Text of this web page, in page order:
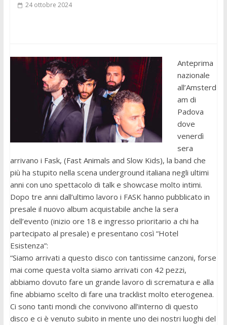
24 ottobre 2024
Anteprima
nazionale
all’Amsterd
am di
Padova
dove
venerdì
sera
arrivano i Fask, (Fast Animals and Slow Kids), la band che
più ha stupito nella scena underground italiana negli ultimi
anni con uno spettacolo di talk e showcase molto intimi.
Dopo tre anni dall’ultimo lavoro i FASK hanno pubblicato in
presale il nuovo album acquistabile anche la sera
dell’evento (inizio ore 18 e ingresso prioritario a chi ha
partecipato al presale) e presentano così “Hotel
Esistenza”:
“Siamo arrivati a questo disco con tantissime canzoni, forse
mai come questa volta siamo arrivati con 42 pezzi,
abbiamo dovuto fare un grande lavoro di scrematura e alla
fine abbiamo scelto di fare una tracklist molto eterogenea.
Ci sono tanti mondi che convivono all’interno di questo
disco e ci è venuto subito in mente uno dei nostri luoghi del